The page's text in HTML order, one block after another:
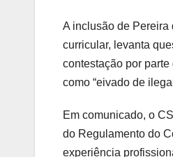
A inclusão de Pereira
curricular, levanta
contestação por
como “eivado de
Em comunicado, o
do Regulamento do
experiência